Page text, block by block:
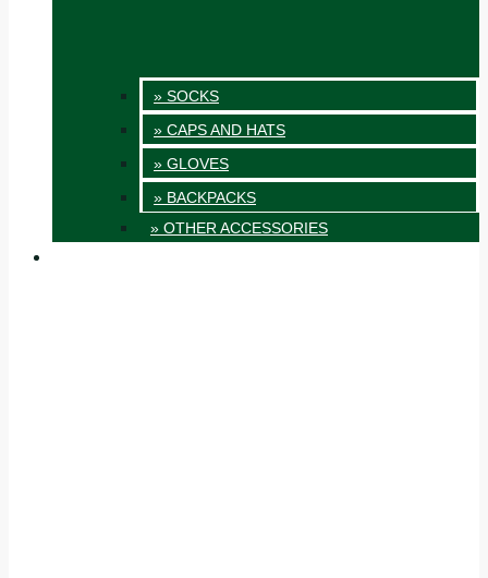
» SOCKS
» CAPS AND HATS
» GLOVES
» BACKPACKS
» OTHER ACCESSORIES